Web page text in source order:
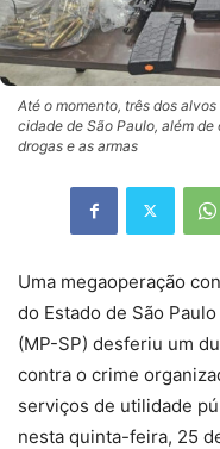
Até o momento, três dos
cidade de São Paulo, além
drogas e as armas
Uma megaoperação
do Estado de São
(MP-SP) desferiu um
contra o crime
serviços de utilidade
nesta quinta-feira, 25